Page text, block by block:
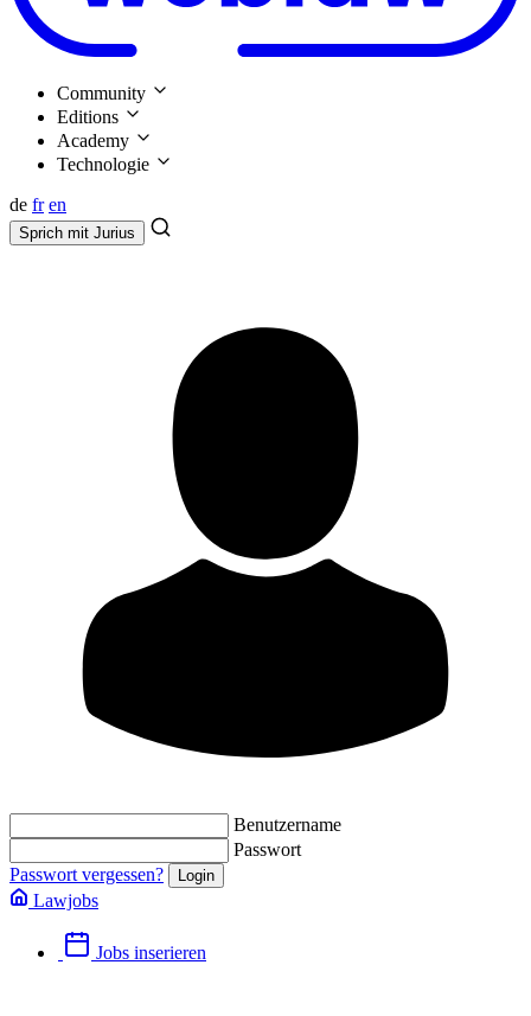
Community
Editions
Academy
Technologie
de fr en
Sprich mit Jurius
Benutzername
Passwort
Passwort vergessen?
Lawjobs
Jobs inserieren